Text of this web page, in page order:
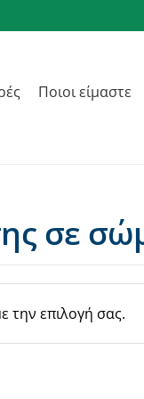
Ποιοι είμαστε
σε
την επιλογή σας.